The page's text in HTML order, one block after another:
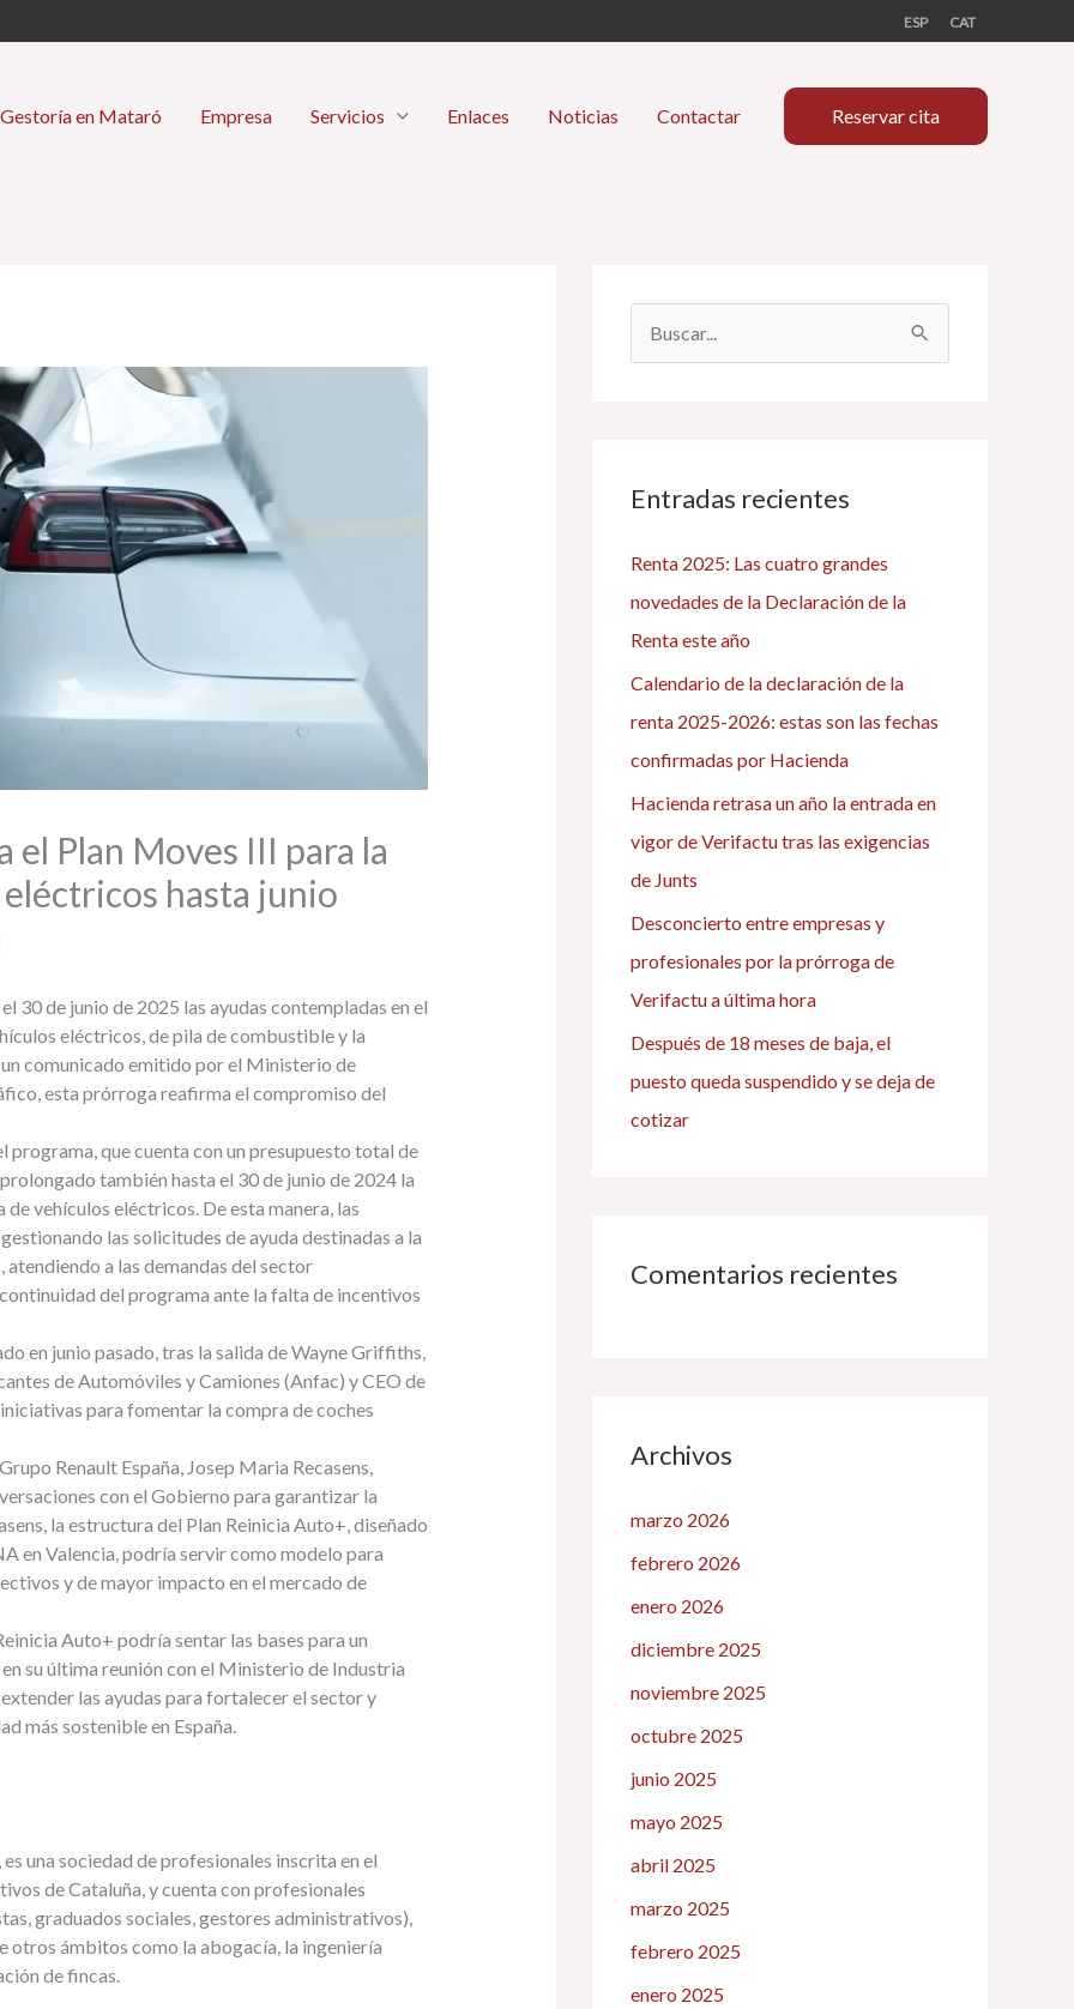
ESP CAT
Gestoría en Mataró Empresa Servicios Enlaces Noticias Contactar Reservar cita
Plan Moves III para la
hasta junio
30 de junio de 2025 las ayudas contempladas en el
eléctricos, de pila de combustible y la
comunicado emitido por el Ministerio de
esta prórroga reafirma el compromiso del
que cuenta con un presupuesto total de
también hasta el 30 de junio de 2024 la
vehículos eléctricos. De esta manera, las
las solicitudes de ayuda destinadas a la
a las demandas del sector
del programa ante la falta de incentivos
en junio pasado, tras la salida de Wayne Griffiths,
de Automóviles y Camiones (Anfac) y CEO de
para fomentar la compra de coches
Renault España, Josep Maria Recasens,
con el Gobierno para garantizar la
la estructura del Plan Reinicia Auto+, diseñado
en Valencia, podría servir como modelo para
y de mayor impacto en el mercado de
Auto+ podría sentar las bases para un
su última reunión con el Ministerio de Industria
las ayudas para fortalecer el sector y
más sostenible en España.
una sociedad de profesionales inscrita en el
de Cataluña, y cuenta con profesionales
graduados sociales, gestores administrativos),
otros ámbitos como la abogacía, la ingeniería
de fincas.
a
p
o
r
:
Entradas recientes
Renta 2025: Las cuatro grandes
novedades de la Declaración de la
Renta este año
Calendario de la declaración de la
renta 2025-2026: estas son las fechas
confirmadas por Hacienda
Hacienda retrasa un año la entrada en
vigor de Verifactu tras las exigencias
de Junts
Desconcierto entre empresas y
profesionales por la prórroga de
Verifactu a última hora
Después de 18 meses de baja, el
puesto queda suspendido y se deja de
cotizar
Comentarios recientes
Archivos
marzo 2026
febrero 2026
enero 2026
diciembre 2025
noviembre 2025
octubre 2025
junio 2025
mayo 2025
abril 2025
marzo 2025
febrero 2025
enero 2025